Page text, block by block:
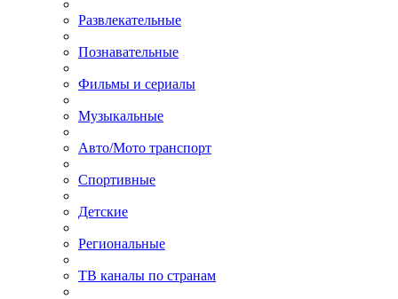
Развлекательные
Познавательные
Фильмы и сериалы
Музыкальные
Авто/Мото транспорт
Спортивные
Детские
Региональные
ТВ каналы по странам